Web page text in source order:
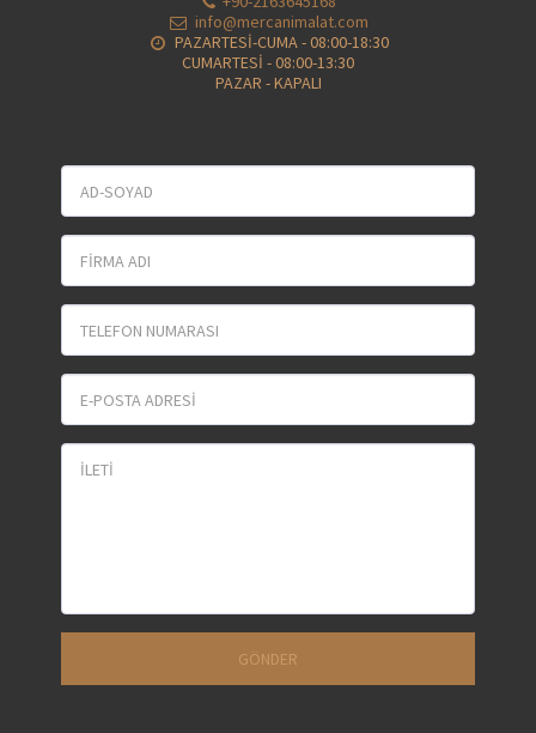
info@mercanimalat.com
PAZARTESİ-CUMA - 08:00-18:30
CUMARTESİ - 08:00-13:30
PAZAR - KAPALI
GÖNDER